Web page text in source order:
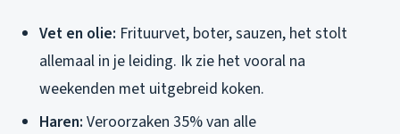
Vet en olie: Frituurvet, boter, sauzen, het stolt
allemaal in je leiding. Ik zie het vooral na
weekenden met uitgebreid koken.
Haren: Veroorzaken 35% van alle